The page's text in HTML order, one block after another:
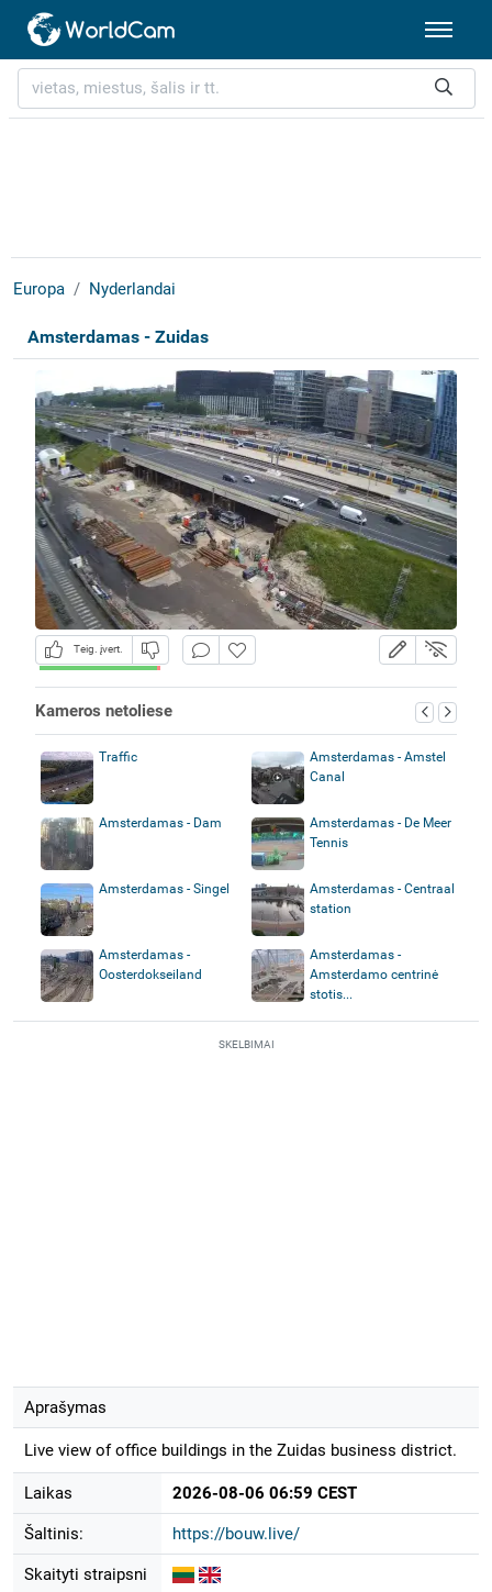
Europa Nyderlandai
Amsterdamas - Zuidas
Teig. įvert.
Kameros netoliese
Traffic
Amsterdamas - Amstel
Canal
Amsterdamas - Dam
Amsterdamas - De Meer
Tennis
Amsterdamas - Singel
Amsterdamas - Centraal
station
Amsterdamas -
Oosterdokseiland
Amsterdamas -
Amsterdamo centrinė
stotis...
SKELBIMAI
Aprašymas
Live view of office buildings in the Zuidas business district.
Laikas 2026-08-06 06:59 CEST
Šaltinis: https://bouw.live/
Skaityti straipsni